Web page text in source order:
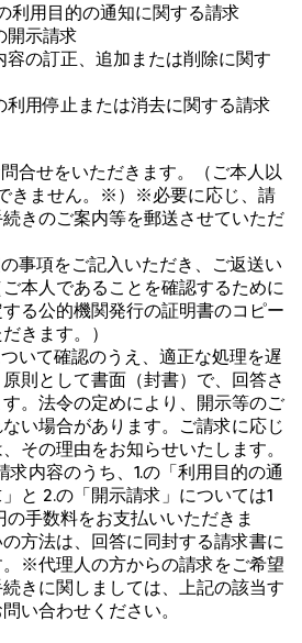
利用目的の通知に関する請求
開示請求
容の訂正、追加または削除に関す
利用停止または消去に関する請求
合せをいただきます。（ご本人以
きません。※）※必要に応じ、請
きのご案内等を郵送させていただ
事項をご記入いただき、ご返送い
本人であることを確認するために
る公的機関発行の証明書のコピー
きます。）
いて確認のうえ、適正な処理を遅
則として書面（封書）で、回答さ
。法令の定めにより、開示等のご
い場合があります。ご請求に応じ
その理由をお知らせいたします。
内容のうち、1.の「利用目的の通
と 2.の「開示請求」については1
手数料をお支払いいただきま
方法は、回答に同封する請求書に
※代理人の方からの請求をご希望
きに関しましては、上記の該当す
い合わせください。